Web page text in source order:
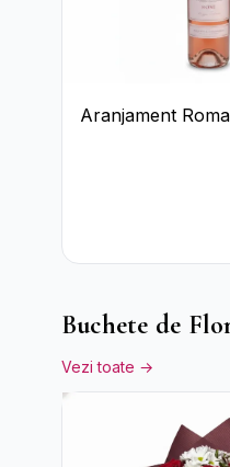
Aranjament
Buchete de
Vezi toate →